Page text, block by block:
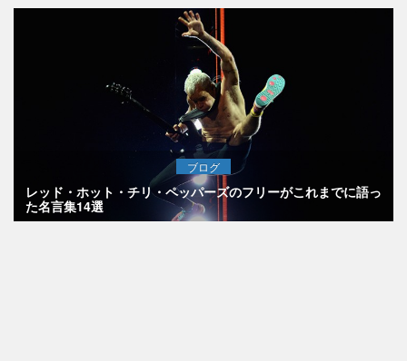
ブログ
レッド・ホット・チリ・ペッパーズのフリーがこれまでに語っ
た名言集14選